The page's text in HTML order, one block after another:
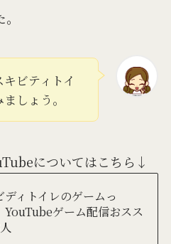
ビティトイ
しょう。
についてはこちら↓
ディトイレのゲームっ
ゲーム配信おスス